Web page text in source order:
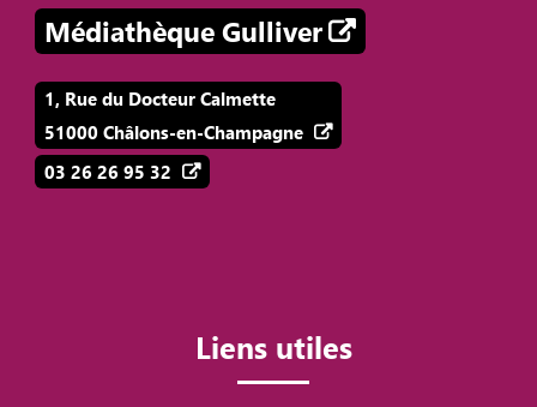
Médiathèque Gulliver
1, Rue du Docteur Calmette
51000 Châlons-en-Champagne
03 26 26 95 32
Liens utiles